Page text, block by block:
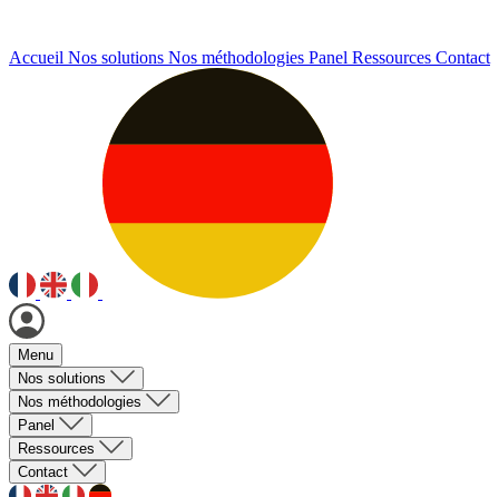
Accueil Nos solutions Nos méthodologies Panel Ressources Contact
Menu
Nos solutions
Nos méthodologies
Panel
Ressources
Contact